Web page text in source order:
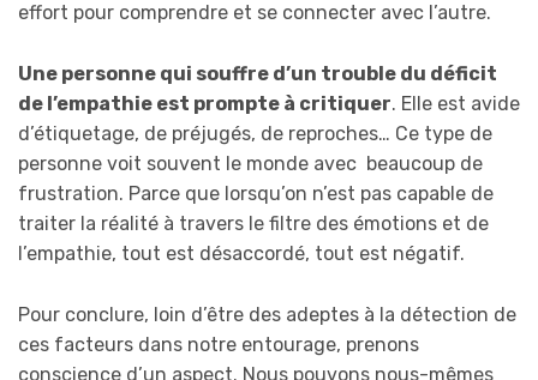
effort pour comprendre et se connecter avec l’autre.
Une personne qui souffre d’un trouble du déficit
de l’empathie est prompte à critiquer. Elle est avide
d’étiquetage, de préjugés, de reproches… Ce type de
personne voit souvent le monde avec beaucoup de
frustration. Parce que lorsqu’on n’est pas capable de
traiter la réalité à travers le filtre des émotions et de
l’empathie, tout est désaccordé, tout est négatif.
Pour conclure, loin d’être des adeptes à la détection de
ces facteurs dans notre entourage, prenons
conscience d’un aspect. Nous pouvons nous-mêmes